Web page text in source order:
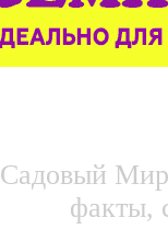
Садовый
факты,